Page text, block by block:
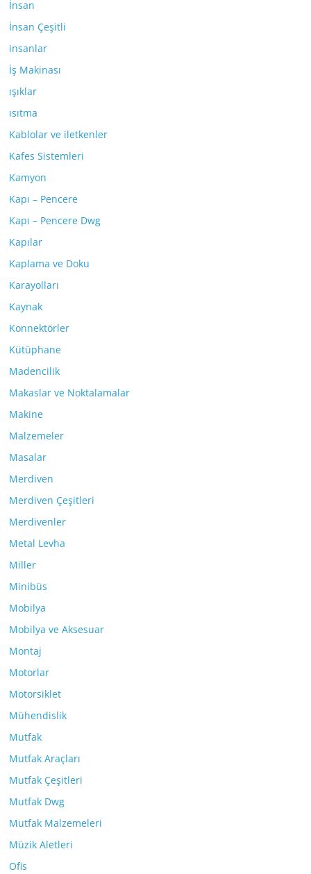
İnsan
İnsan Çeşitli
insanlar
İş Makinası
ışıklar
ısıtma
Kablolar ve iletkenler
Kafes Sistemleri
Kamyon
Kapı – Pencere
Kapı – Pencere Dwg
Kapılar
Kaplama ve Doku
Karayolları
Kaynak
Konnektörler
Kütüphane
Madencilik
Makaslar ve Noktalamalar
Makine
Malzemeler
Masalar
Merdiven
Merdiven Çeşitleri
Merdivenler
Metal Levha
Miller
Minibüs
Mobilya
Mobilya ve Aksesuar
Montaj
Motorlar
Motorsiklet
Mühendislik
Mutfak
Mutfak Araçları
Mutfak Çeşitleri
Mutfak Dwg
Mutfak Malzemeleri
Müzik Aletleri
Ofis